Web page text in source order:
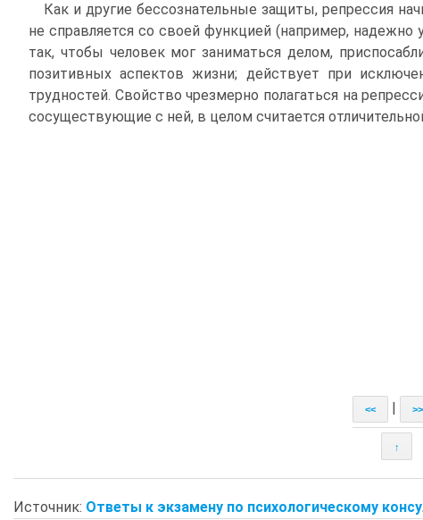
Как и другие бессознательные защиты, репрессия
не справляется со своей функцией (например,
так, чтобы человек мог заниматься делом,
позитивных аспектов жизни; действует при
трудностей. Свойство чрезмерно полагаться на
сосуществующие с ней, в целом считается
<< >>
↑
Источник: Ответы к экзамену по психологическому